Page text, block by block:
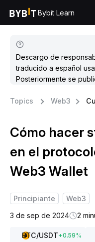
Bybit Learn
Descargo de
traducido a español
Posteriormente se
Topics Web3
Cómo hacer
en el
Web3 Wallet
Principiante
Web3
3 de sep de 2024
2
BTC/USDT+0.59%